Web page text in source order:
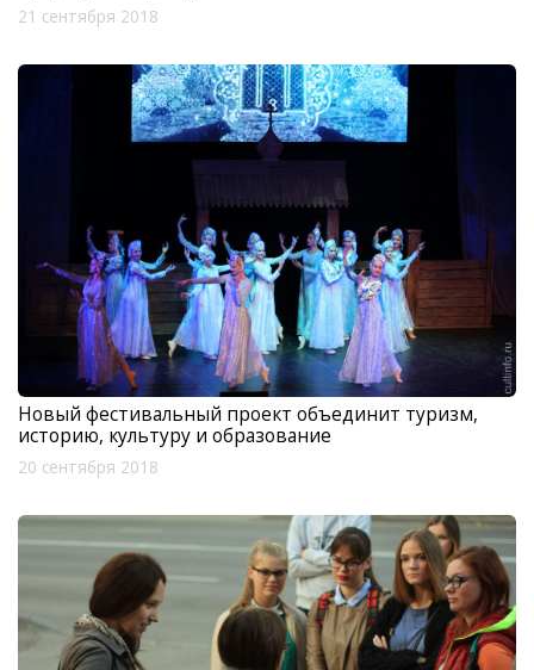
21 сентября 2018
Новый фестивальный проект объединит туризм,
историю, культуру и образование
20 сентября 2018